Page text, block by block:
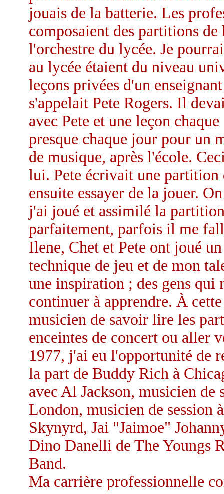
jouais de la batterie. Les
composaient des partitions
l'orchestre du lycée. Je
au lycée étaient du niveau
leçons privées d'un
s'appelait Pete Rogers. Il
avec Pete et une leçon
presque chaque jour pour un
de musique, après l'école.
lui. Pete écrivait une partition
ensuite essayer de la jouer.
j'ai joué et assimilé la
parfaitement, parfois il me
Ilene, Chet et Pete ont joué
technique de jeu et de mon
une inspiration ; des gens
continuer à apprendre. À
musicien de savoir lire les
enceintes de concert ou aller
1977, j'ai eu l'opportunité de
la part de Buddy Rich à
avec Al Jackson, musicien de
London, musicien de
Skynyrd, Jai "Jaimoe"
Dino Danelli de The Youngs
Band.
Ma carrière professionnelle